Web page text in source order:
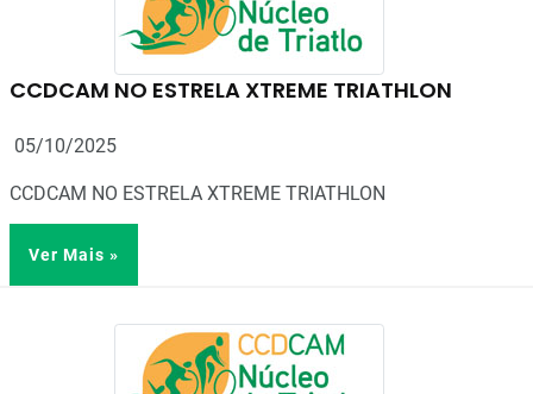
CCDCAM NO ESTRELA XTREME TRIATHLON
05/10/2025
CCDCAM NO ESTRELA XTREME TRIATHLON
Ver Mais »